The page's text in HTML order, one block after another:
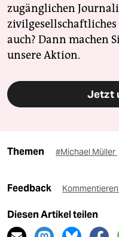
zugänglichen
zivilgesellschaftliches
auch? Dann machen
unsere Aktion.
Jetzt
Themen #Michael Müller
Feedback Kommentieren
Diesen Artikel teilen